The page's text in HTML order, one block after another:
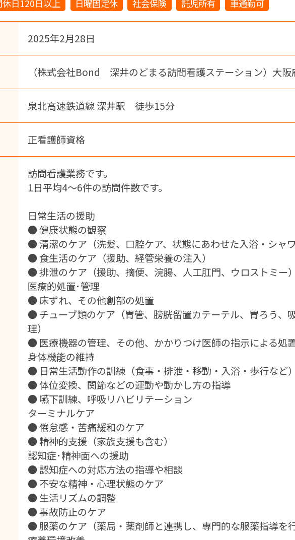
休日120日以上 日曜固定休 社会保険 託児所有 車通勤可
2025年2月28日
（株式会社Bond 深井のどまる訪問看護ステーション）大
泉北高速鉄道線 深井駅 徒歩15分
正看護師資格
訪問看護業務です。
1日平均4～6件の訪問件数です。
日常生活の援助
● 健康状態の観察
● 清潔のケア（洗髪、口腔ケア、状態にあわせた入浴・シャワ
● 食生活のケア（援助、経管栄養の注入）
● 排泄のケア（援助、摘便、浣腸、人工肛門、ウロストミー）
医療的処置･管理
● 床ずれ、その他創部の処置
● チューブ類のケア（胃管、膀胱留置カテーテル、胃ろう、
理）
● 医療機器の管理、その他、かかりつけ医師の指示による処
身体機能の維持
● 日常生活動作の訓練（食事・排泄・移動・入浴・歩行など）
● 体位変換、関節などの運動や動かし方の指導
● 嚥下訓練、呼吸リハビリテーション
ターミナルケア
● 倦怠感・苦痛緩和のケア
● 精神的支援（家族支援も含む）
認知症･精神面への援助
● 認知症への対応方法の指導や相談
● 不安な精神・心理状態のケア
● 生活リズムの調整
● 事故防止のケア
● 服薬のケア（薬局・薬剤師と連携し、専門的な服薬指導を行